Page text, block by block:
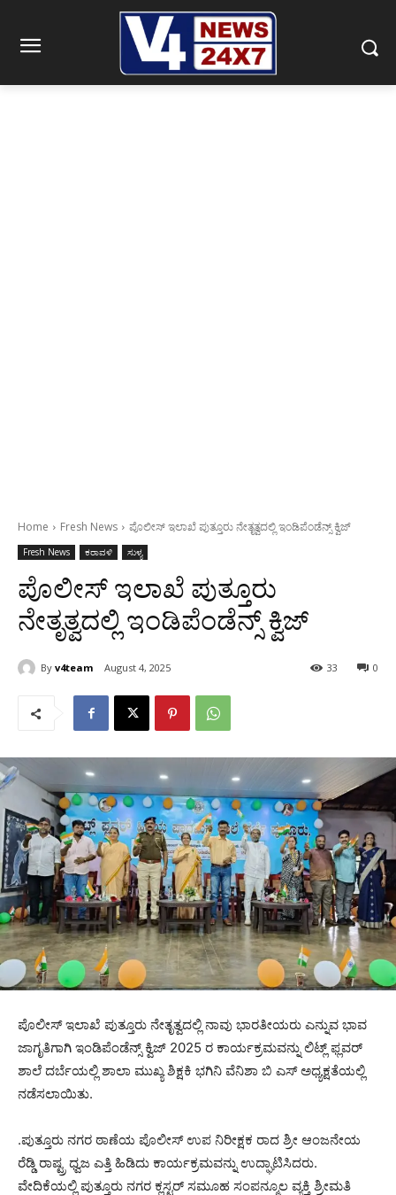
Home Fresh News ಪೊಲೀಸ್ ಇಲಾಖೆ ಪುತ್ತೂರು ನೇತೃತ್ವದಲ್ಲಿ ಇಂಡಿಪೆಂಡೆನ್ಸ್ ಕ್ವಿಜ್
Fresh News ಕರಾವಳಿ ಸುಳ್ಯ
ಪೊಲೀಸ್ ಇಲಾಖೆ ಪುತ್ತೂರು
ನೇತೃತ್ವದಲ್ಲಿ ಇಂಡಿಪೆಂಡೆನ್ಸ್ ಕ್ವಿಜ್
By v4team August 4, 2025 0
33
ಪೊಲೀಸ್ ಇಲಾಖೆ ಪುತ್ತೂರು ನೇತೃತ್ವದಲ್ಲಿ ನಾವು ಭಾರತೀಯರು ಎನ್ನುವ ಭಾವ
ಜಾಗೃತಿಗಾಗಿ ಇಂಡಿಪೆಂಡೆನ್ಸ್ ಕ್ವಿಜ್ 2025 ರ ಕಾರ್ಯಕ್ರಮವನ್ನು ಲಿಟ್ಲ್ ಫ್ಲವರ್
ಶಾಲೆ ದರ್ಬೆಯಲ್ಲಿ ಶಾಲಾ ಮುಖ್ಯ ಶಿಕ್ಷಕಿ ಭಗಿನಿ ವೆನಿಶಾ ಬಿ ಎಸ್ ಅಧ್ಯಕ್ಷತೆಯಲ್ಲಿ
ನಡೆಸಲಾಯಿತು.
.ಪುತ್ತೂರು ನಗರ ಠಾಣೆಯ ಪೊಲೀಸ್ ಉಪ ನಿರೀಕ್ಷಕ ರಾದ ಶ್ರೀ ಆಂಜನೇಯ
ರೆಡ್ಡಿ ರಾಷ್ಟ್ರ ಧ್ವಜ ಎತ್ತಿ ಹಿಡಿದು ಕಾರ್ಯಕ್ರಮವನ್ನು ಉದ್ಘಾಟಿಸಿದರು.
ವೇದಿಕೆಯಲ್ಲಿ ಪುತ್ತೂರು ನಗರ ಕ್ಲಸ್ಟರ್ ಸಮೂಹ ಸಂಪನ್ಮೂಲ ವ್ಯಕ್ತಿ ಶ್ರೀಮತಿ